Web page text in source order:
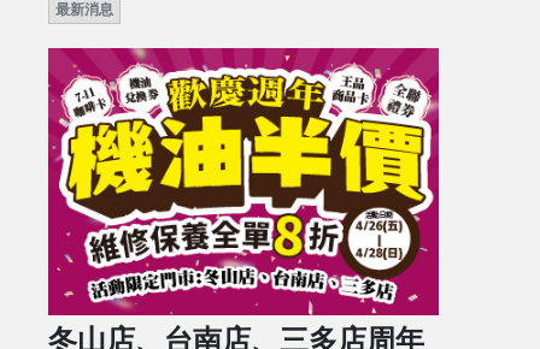
最新消息
冬山店、台南店、三多店周年